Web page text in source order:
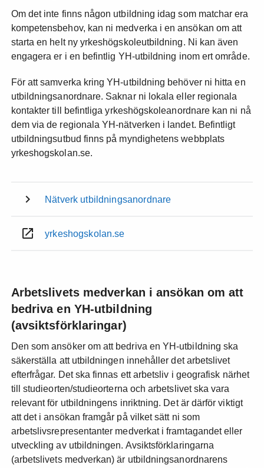
Om det inte finns någon utbildning idag som matchar era
kompetensbehov, kan ni medverka i en ansökan om att
starta en helt ny yrkeshögskoleutbildning. Ni kan även
engagera er i en befintlig YH-utbildning inom ert område.
För att samverka kring YH-utbildning behöver ni hitta en
utbildningsanordnare. Saknar ni lokala eller regionala
kontakter till befintliga yrkeshögskoleanordnare kan ni nå
dem via de regionala YH-nätverken i landet. Befintligt
utbildningsutbud finns på myndighetens webbplats
yrkeshogskolan.se.
Nätverk utbildningsanordnare
yrkeshogskolan.se
Arbetslivets medverkan i ansökan om att
bedriva en YH-utbildning
(avsiktsförklaringar)
Den som ansöker om att bedriva en YH-utbildning ska
säkerställa att utbildningen innehåller det arbetslivet
efterfrågar. Det ska finnas ett arbetsliv i geografisk närhet
till studieorten/studieorterna och arbetslivet ska vara
relevant för utbildningens inriktning. Det är därför viktigt
att det i ansökan framgår på vilket sätt ni som
arbetslivsrepresentanter medverkat i framtagandet eller
utveckling av utbildningen. Avsiktsförklaringarna
(arbetslivets medverkan) är utbildningsanordnarens